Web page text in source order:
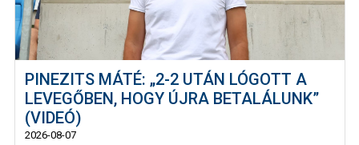
PINEZITS MÁTÉ: „2-2 UTÁN LÓGOTT A
LEVEGŐBEN, HOGY ÚJRA BETALÁLUNK”
(VIDEÓ)
2026-08-07